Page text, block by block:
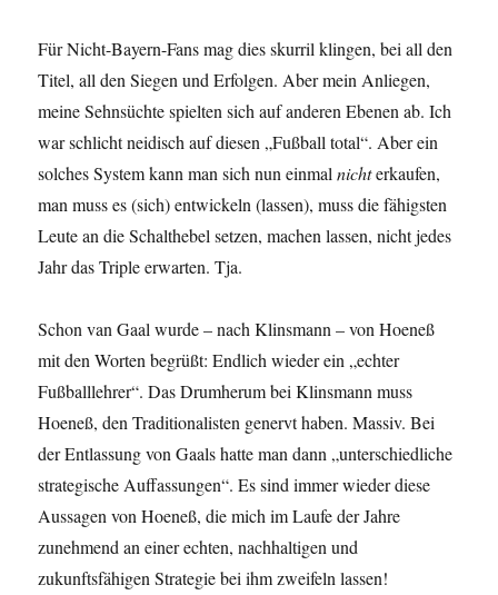
Für Nicht-Bayern-Fans mag dies skurril klingen, bei all den
Titel, all den Siegen und Erfolgen. Aber mein Anliegen,
meine Sehnsüchte spielten sich auf anderen Ebenen ab. Ich
war schlicht neidisch auf diesen „Fußball total“. Aber ein
solches System kann man sich nun einmalnichterkaufen,
man muss es (sich) entwickeln (lassen), muss die fähigsten
Leute an die Schalthebel setzen, machen lassen, nicht jedes
Jahr das Triple erwarten. Tja.
Schon van Gaal wurde – nach Klinsmann – von Hoeneß
mit den Worten begrüßt: Endlich wieder ein „echter
Fußballlehrer“. Das Drumherum bei Klinsmann muss
Hoeneß, den Traditionalisten genervt haben. Massiv. Bei
der Entlassung von Gaals hatte man dann „unterschiedliche
strategische Auffassungen“. Es sind immer wieder diese
Aussagen von Hoeneß, die mich im Laufe der Jahre
zunehmend an einer echten, nachhaltigen und
zukunftsfähigen Strategie bei ihm zweifeln lassen!